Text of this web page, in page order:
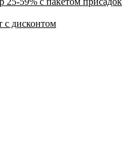
с дисконтом